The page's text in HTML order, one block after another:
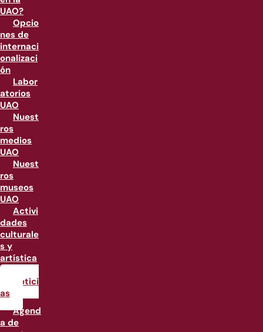
UAO?
Opcio
nes de
internaci
onalizaci
ón
Labor
atorios
UAO
Nuest
ros
medios
UAO
Nuest
ros
museos
UAO
Activi
dades
culturale
s y
artística
s
Notici
as
Agend
a de